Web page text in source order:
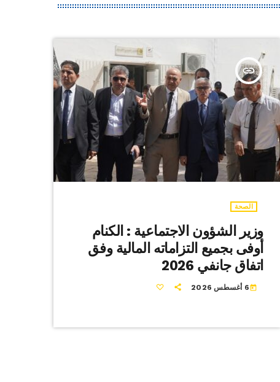
insert_link
الصحة
وزير الشؤون الاجتماعية : الكنام
أوفى بجميع التزاماته المالية وفق
اتفاق جانفي 2026
today6 أغسطس 2026